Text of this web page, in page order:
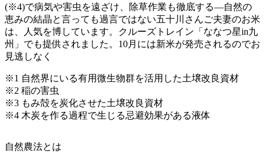
(※4)で病気や害虫を遠ざけ、除草作業も徹底する―自然の
恵みの結晶と言っても過言ではない五十川さんご夫妻のお米
は、人気を博しています。クルーズトレイン「ななつ星in九
州」でも提供されました。10月には新米が発売されるのでお
見逃しなく
※1 自然界にいる有用微生物群を活用した土壌改良資材
※2 稲の害虫
※3 もみ殻を炭化させた土壌改良資材
※4 木炭を作る過程で生じる忌避効果がある液体
自然農法とは